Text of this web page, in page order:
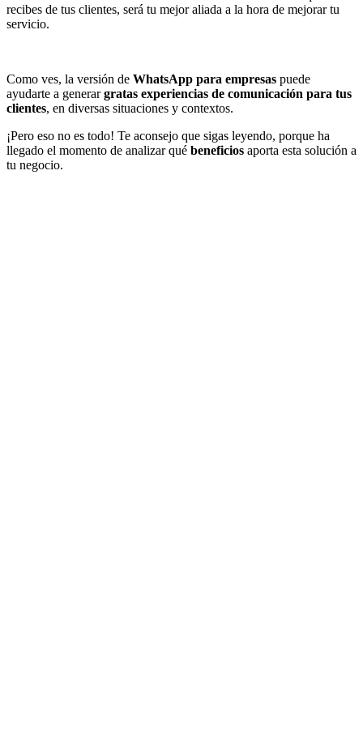
recibes de tus clientes, será tu mejor aliada a la hora de mejorar tu
servicio.
Como ves, la versión de WhatsApp para empresas puede
ayudarte a generargratas experiencias de comunicación para tus
clientes, en diversas situaciones y contextos.
¡Pero eso no es todo! Te aconsejo que sigas leyendo, porque ha
llegado el momento de analizar qué beneficios aporta esta solución a
tu negocio.